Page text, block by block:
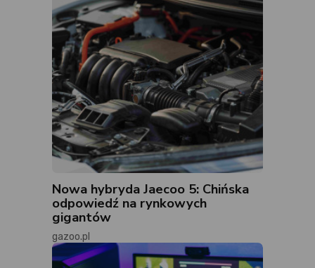
Nowa hybryda Jaecoo 5: Chińska
odpowiedź na rynkowych
gigantów
gazoo.pl